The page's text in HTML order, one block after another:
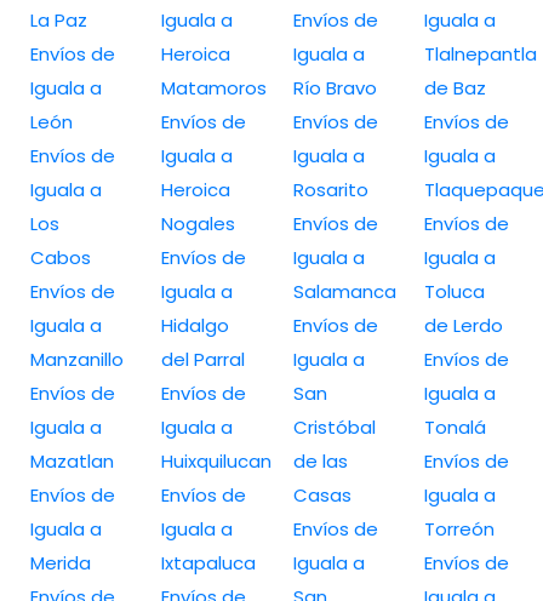
La Paz
Envíos de
Iguala a
León
Envíos de
Iguala a
Los
Cabos
Envíos de
Iguala a
Manzanillo
Envíos de
Iguala a
Mazatlan
Envíos de
Iguala a
Merida
Iguala a
Heroica
Matamoros
Envíos de
Iguala a
Heroica
Nogales
Envíos de
Iguala a
Hidalgo
del Parral
Envíos de
Iguala a
Huixquilucan
Envíos de
Iguala a
Ixtapaluca
Envíos de
Iguala a
Río Bravo
Envíos de
Iguala a
Rosarito
Envíos de
Iguala a
Salamanca
Envíos de
Iguala a
San
Cristóbal
de las
Casas
Envíos de
Iguala a
Iguala a
Tlalnepantla
de Baz
Envíos de
Iguala a
Envíos de
Iguala a
Toluca
de Lerdo
Envíos de
Iguala a
Tonalá
Envíos de
Iguala a
Torreón
Envíos de